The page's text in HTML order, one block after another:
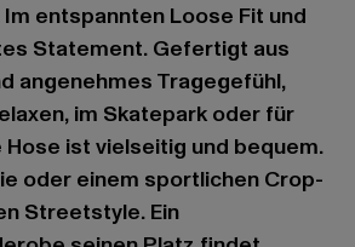
entspannten Loose Fit und
Statement. Gefertigt aus
angenehmes Tragegefühl,
im Skatepark oder für
ist vielseitig und bequem.
oder einem sportlichen Crop-
Streetstyle. Ein